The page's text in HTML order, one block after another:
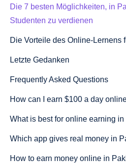
Die 7 besten Möglichkeiten, in
Studenten zu verdienen
Die Vorteile des Online-Lernens
Letzte Gedanken
Frequently Asked Questions
‍How can I earn $100 a day
What is best for online earning
Which app gives real money in
How to earn money online in